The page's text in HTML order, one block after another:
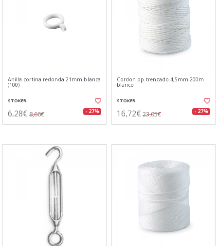
Anilla cortina redonda 21mm.blanca
(100)
STOKER
6,28€ 8,66€ - 27%
Cordon pp.trenzado 4,5mm.200m.
blanco
STOKER
16,72€ 23,05€ - 27%